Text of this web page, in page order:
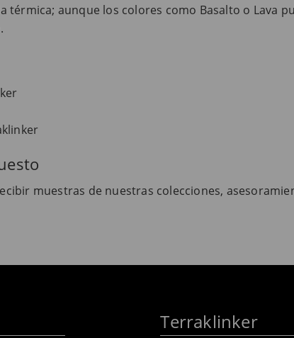
térmica; aunque los colores como Basalto o Lava
muestras de nuestras colecciones,
Terraklinker